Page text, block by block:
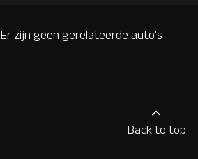
Er zijn geen gerelateerde auto's
Back to top